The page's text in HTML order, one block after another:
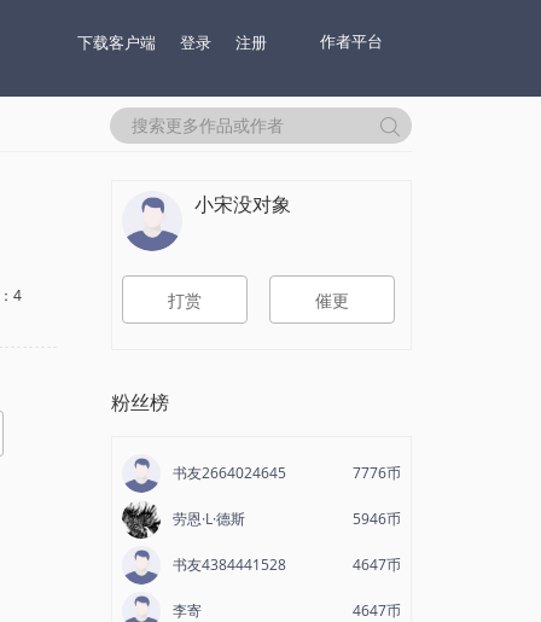
下载客户端 登录 注册 作者平台
4
小宋没对象
打赏 催更
粉丝榜
书友2664024645 7776币
劳恩·L·德斯 5946币
书友4384441528 4647币
李寄 4647币